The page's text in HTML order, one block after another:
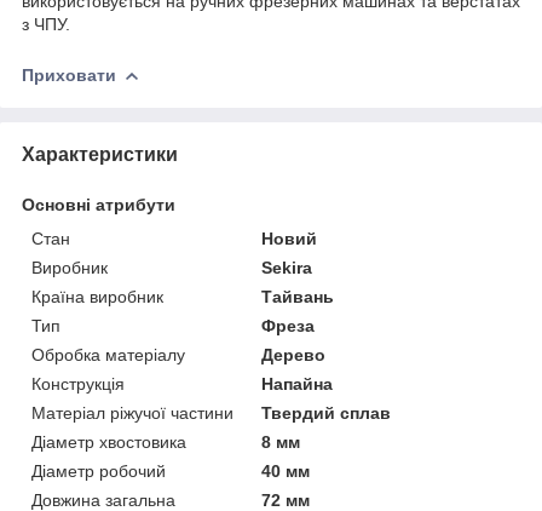
з ЧПУ.
Приховати
Характеристики
Основні атрибути
Стан
Новий
Виробник
Sekira
Країна виробник
Тайвань
Тип
Фреза
Обробка матеріалу
Дерево
Конструкція
Напайна
Матеріал ріжучої частини
Твердий сплав
Діаметр хвостовика
8 мм
Діаметр робочий
40 мм
Довжина загальна
72 мм